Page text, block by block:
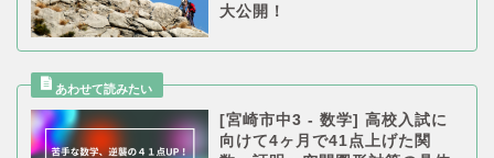
大公開！
[宮崎市中3 - 数学] 高校入試に
向けて4ヶ月で41点上げた関